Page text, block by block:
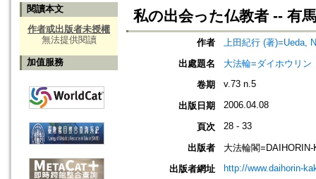
閱讀本文
作者或出版者未授權
無法提供閱讀
加值服務
私の出会った仏教者 -- 有
作者
上田紀行 (著)=Ueda,
出處題名
大法輪=ダイホウリン
卷期
v.73 n.5
出版日期 2006.04.08
頁次 28 - 33
出版者
大法輪閣=DAIHORIN-
出版者網址
http://www.daihorin-